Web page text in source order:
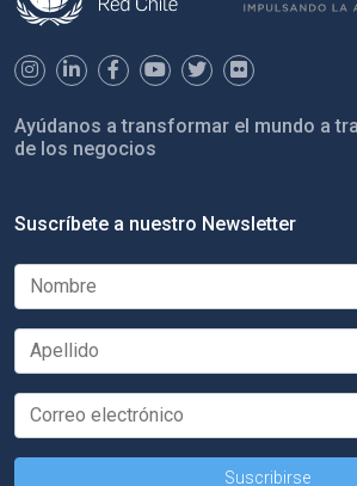
Ayúdanos a transformar el mundo a
de los negocios
Suscríbete a nuestro Newsletter